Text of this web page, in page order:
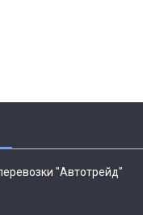
"Автотрейд"